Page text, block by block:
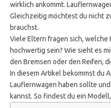
wirklich ankommt.
Gleichzeitig möchtest du nicht
brauchst.
Viele Eltern fragen sich, welche
hochwertig sein? Wie sieht es
den Bremsen oder den Reifen,
In diesem Artikel bekommst du
Lauflernwagen haben sollte
kannst. So findest du ein